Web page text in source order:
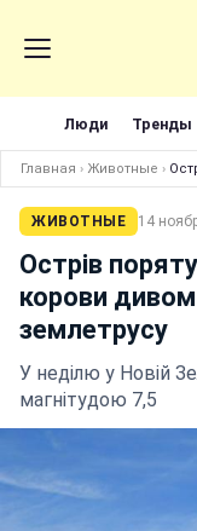
Люди Тренды
Главная › Животные ›
ЖИВОТНЫЕ 14
Острів
корови
землетрусу
У неділю у Новій
магнітудою 7,5